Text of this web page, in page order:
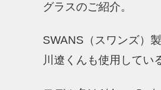
グラスのご紹介。
SWANS（スワンズ）
川遼くんも使用してい